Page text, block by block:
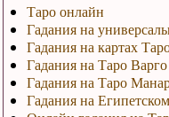
Таро онлайн
Гадания на
Гадания на картах
Гадания на Таро Варго
Гадания на Таро
Гадания на